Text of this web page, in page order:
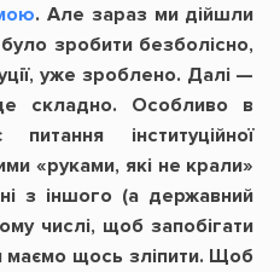
. Але зараз ми дійшли
зробити безболісно,
уже зроблено. Далі —
складно. Особливо в
інституційної
«руками, які не крали»
з іншого (а державний
числі, щоб запобігати
маємо щось зліпити. Щоб